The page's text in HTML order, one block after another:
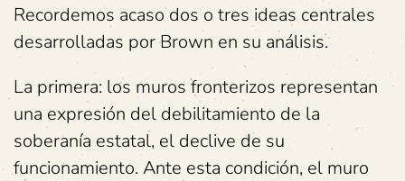
Recordemos acaso dos o tres ideas centrales
desarrolladas por Brown en su análisis.
La primera: los muros fronterizos representan
una expresión del debilitamiento de la
soberanía estatal, el declive de su
funcionamiento. Ante esta condición, el muro